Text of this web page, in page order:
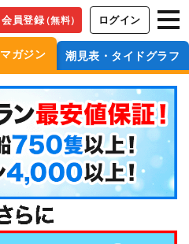
会員登録（無料） ログイン
マガジン 潮見表・タイドグラフ